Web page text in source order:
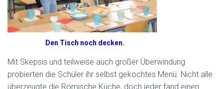
Den Tisch noch decken.
Mit Skepsis und teilweise auch großer Überwindung
probierten die Schüler ihr selbst gekochtes Menü. Nicht alle
überzeugte die Römische Küche, doch jeder fand einen